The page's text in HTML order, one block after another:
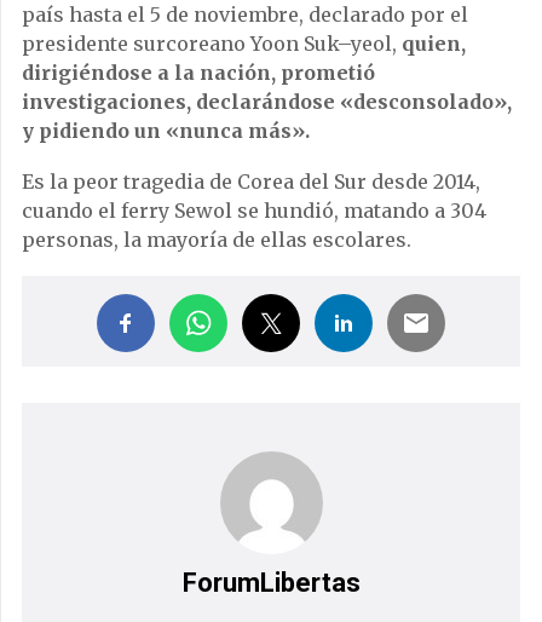
país hasta el 5 de noviembre, declarado por el
presidente surcoreano Yoon Suk–yeol, quien,
dirigiéndose a la nación, prometió
investigaciones, declarándose «desconsolado»,
y pidiendo un «nunca más».
Es la peor tragedia de Corea del Sur desde 2014,
cuando el ferry Sewol se hundió, matando a 304
personas, la mayoría de ellas escolares.
ForumLibertas